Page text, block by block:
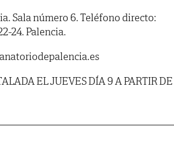
Sala número 6. Teléfono directo:
24. Palencia.
EL JUEVES DÍA 9 A PARTIR DE